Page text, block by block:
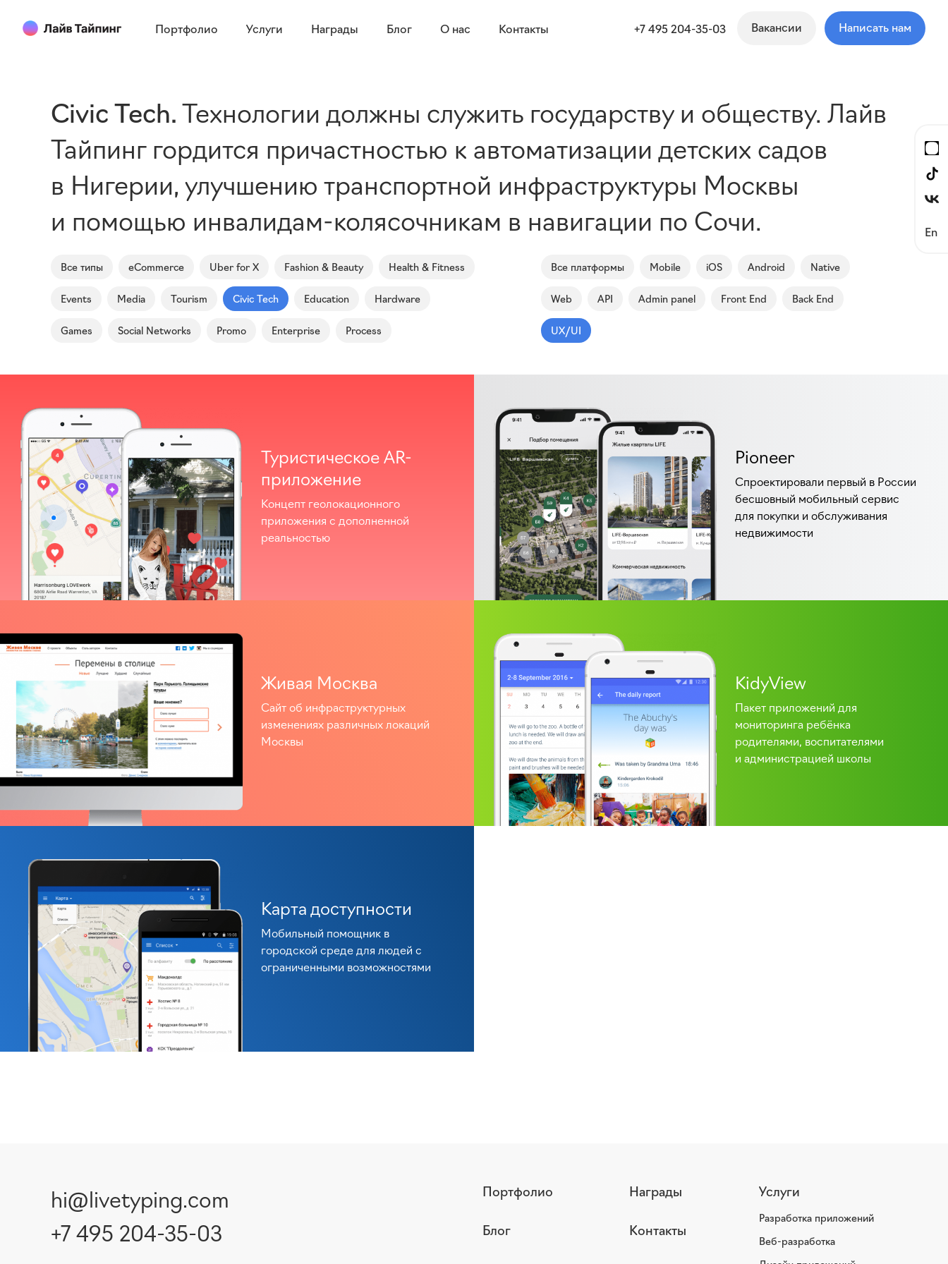
Портфолио Услуги Награды Блог О нас Контакты +7 495 204-35-03 Вакансии Написать нам
En
Civic Tech Технологии должны служить государству и обществу. Лайв
Тайпинг гордится причастностью к автоматизации детских садов
в Нигерии, улучшению транспортной инфраструктуры Москвы
и помощью инвалидам-колясочникам в навигации по Сочи.
Все типы eCommerce Uber for X Fashion & Beauty Health & Fitness
Events Media Tourism Civic Tech Education Hardware
Games Social Networks Promo Enterprise Process
Все платформы Mobile iOS Android Native
Web API Admin panel Front End Back End
UX/UI
Туристическое AR-
приложение
Концепт геолокационного
приложения с дополненной
реальностью
Pioneer
Спроектировали первый в России
бесшовный мобильный сервис
для покупки и обслуживания
недвижимости
Живая Москва
Сайт об инфраструктурных
изменениях различных локаций
Москвы
KidyView
Пакет приложений для
мониторинга ребёнка
родителями, воспитателями
и администрацией школы
Карта доступности
Мобильный помощник в
городской среде для людей с
ограниченными возможностями
hi@livetyping.com
+7 495 204-35-03
Портфолио Награды
Блог Контакты
Услуги
Разработка приложений
Веб-разработка